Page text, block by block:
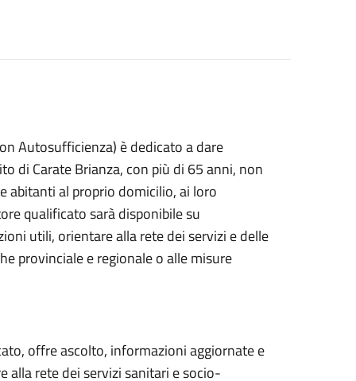
Autosufficienza) è dedicato a dare
di Carate Brianza, con più di 65 anni, non
abitanti al proprio domicilio, ai loro
qualificato sarà disponibile su
utili, orientare alla rete dei servizi e delle
provinciale e regionale o alle misure
offre ascolto, informazioni aggiornate e
alla rete dei servizi sanitari e socio-